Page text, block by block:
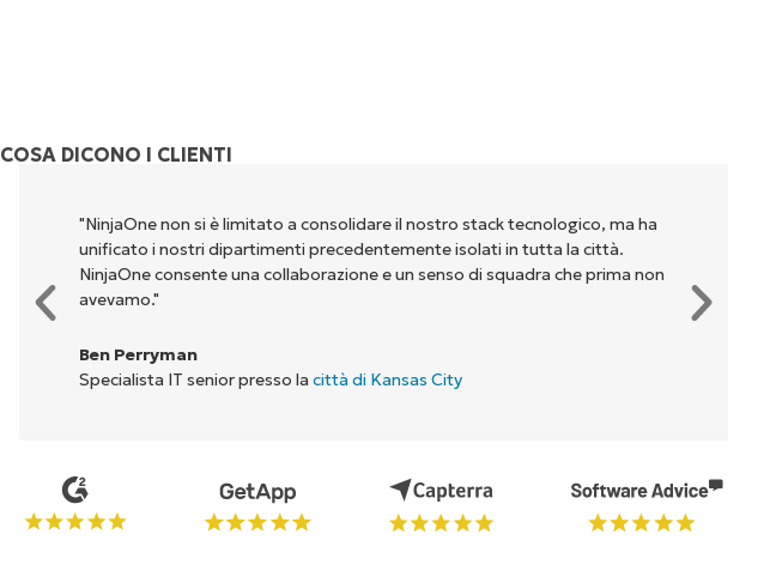
COSA DICONO I CLIENTI
"NinjaOne non si è limitato a consolidare il nostro stack tecnologico, ma ha
unificato i nostri dipartimenti precedentemente isolati in tutta la città.
NinjaOne consente una collaborazione e un senso di squadra che prima non
avevamo."
Ben Perryman
Specialista IT senior presso la città di Kansas City